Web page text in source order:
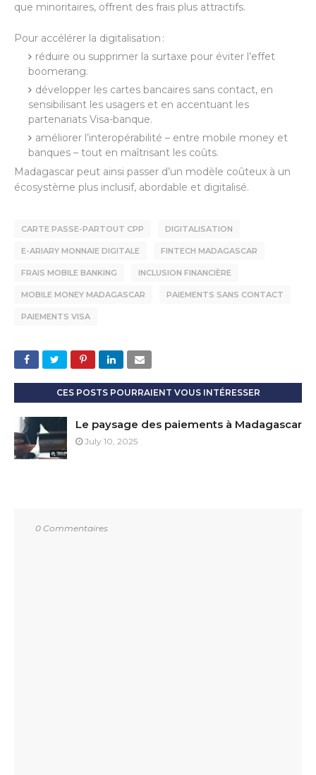
que minoritaires, offrent des frais plus attractifs.
Pour accélérer la digitalisation :
réduire ou supprimer la surtaxe pour éviter l’effet
boomerang.
développer les cartes bancaires sans contact, en
sensibilisant les usagers et en accentuant les
partenariats Visa-banque.
améliorer l’interopérabilité – entre mobile money et
banques – tout en maîtrisant les coûts.
Madagascar peut ainsi passer d’un modèle coûteux à un
écosystème plus inclusif, abordable et digitalisé.
CARTE PASSE-PARTOUT CPP DIGITALISATION
E-ARIARY MONNAIE DIGITALE FINTECH MADAGASCAR
FRAIS MOBILE BANKING INCLUSION FINANCIÈRE
MOBILE MONEY MADAGASCAR PAIEMENTS SANS CONTACT
PAIEMENTS VISA
CES POSTS POURRAIENT VOUS INTÉRESSER
Le paysage des paiements à Madagascar
July 10, 2025
0 Commentaires